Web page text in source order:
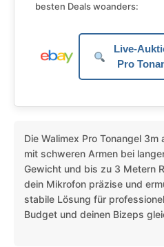
besten Deals woanders:
Live-
Pro
Die Walimex Pro Tonangel
mit schweren Armen bei
Gewicht und bis zu 3 Metern
dein Mikrofon präzise und
stabile Lösung für
Budget und deinen Bizeps